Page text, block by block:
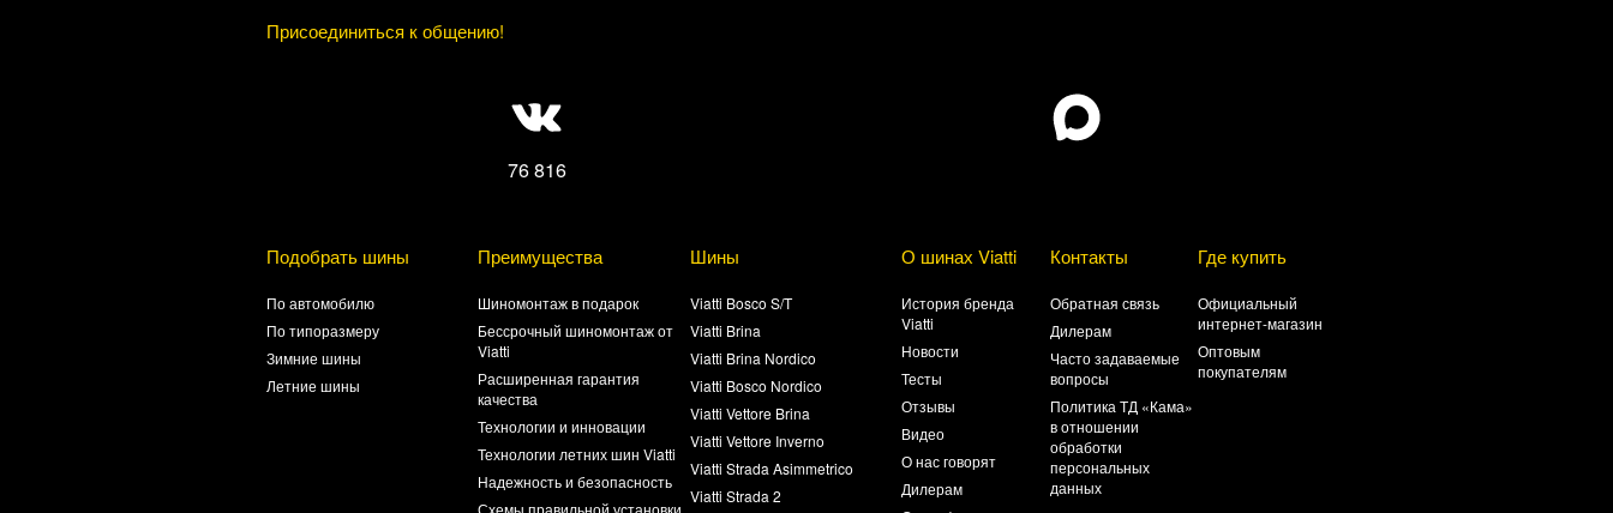
Присоединиться к общению!
76 816
Подобрать шины
По автомобилю
По типоразмеру
Зимние шины
Летние шины
Преимущества
Шиномонтаж в подарок
Бессрочный шиномонтаж от
Viatti
Расширенная гарантия
качества
Технологии и инновации
Технологии летних шин Viatti
Надежность и безопасность
Шины
Viatti Bosco S/T
Viatti Brina
Viatti Brina Nordico
Viatti Bosco Nordico
Viatti Vettore Brina
Viatti Vettore Inverno
Viatti Strada Asimmetrico
Viatti Strada 2
О шинах Viatti
История бренда
Viatti
Новости
Тесты
Отзывы
Видео
О нас говорят
Дилерам
Контакты
Обратная связь
Дилерам
Часто задаваемые
вопросы
Политика ТД «Кама»
в отношении
обработки
персональных
данных
Где купить
Официальный
интернет-магазин
Оптовым
покупателям